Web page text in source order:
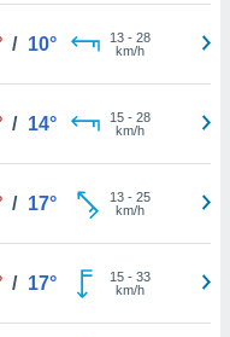
/ 10° 13- 28
km/h
/ 14° 15- 28
km/h
/ 17° 13- 25
km/h
/ 17° 15- 33
km/h